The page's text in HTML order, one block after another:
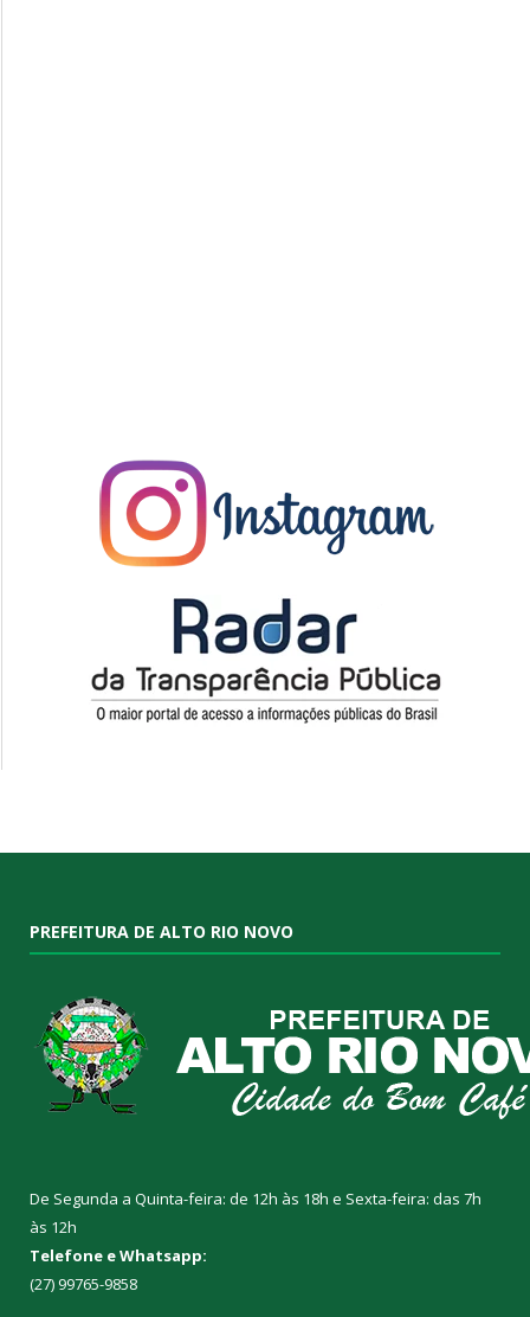
PREFEITURA DE ALTO RIO NOVO
De Segunda a Quinta-feira: de 12h às 18h e Sexta-feira: das 7h
às 12h
Telefone e Whatsapp:
(27) 99765-9858